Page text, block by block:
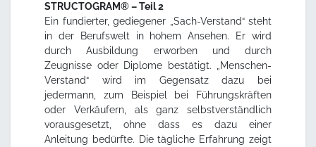
STRUCTOGRAM® – Teil 2
Ein fundierter, gediegener „Sach-Verstand“ steht
in der Berufswelt in hohem Ansehen. Er wird
durch Ausbildung erworben und durch
Zeugnisse oder Diplome bestätigt. „Menschen-
Verstand“ wird im Gegensatz dazu bei
jedermann, zum Beispiel bei Führungskräften
oder Verkäufern, als ganz selbstverständlich
vorausgesetzt, ohne dass es dazu einer
Anleitung bedürfte. Die tägliche Erfahrung zeigt